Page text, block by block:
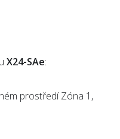
X24-SAe:
prostředí Zóna 1,